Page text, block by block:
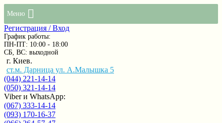
Меню
Регистрация / Вход
График работы:
ПН-ПТ: 10:00 - 18:00
СБ, ВС: выходной
г. Киев.
ст.м. Дарница ул. А.Малышка 5
(044) 221-14-14
(050) 321-14-14
Viber и WhatsApp:
(067) 333-14-14
(093) 170-16-37